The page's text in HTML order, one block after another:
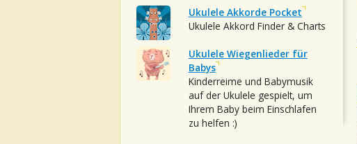
Ukulele Akkorde Pocket
Ukulele Akkord Finder & Charts
Ukulele Wiegenlieder für
Babys
Kinderreime und Babymusik
auf der Ukulele gespielt, um
Ihrem Baby beim Einschlafen
zu helfen :)